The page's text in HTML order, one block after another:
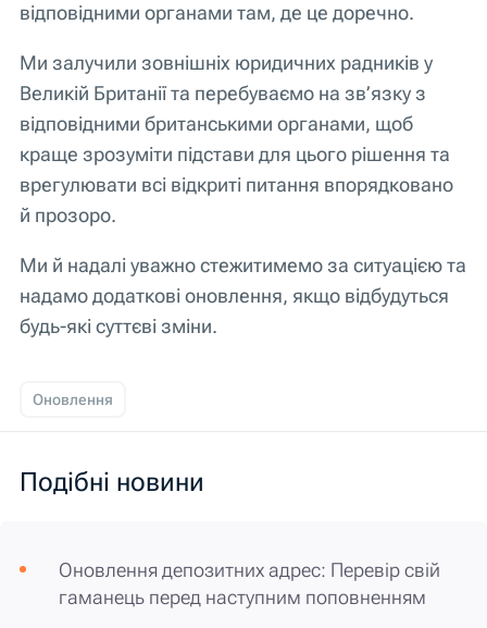
відповідними органами там, де це доречно.
Ми залучили зовнішніх юридичних радників у
Великій Британії та перебуваємо на зв’язку з
відповідними британськими органами, щоб
краще зрозуміти підстави для цього рішення та
врегулювати всі відкриті питання впорядковано
й прозоро.
Ми й надалі уважно стежитимемо за ситуацією та
надамо додаткові оновлення, якщо відбудуться
будь-які суттєві зміни.
Оновлення
Подібні новини
Оновлення депозитних адрес: Перевір свій
гаманець перед наступним поповненням